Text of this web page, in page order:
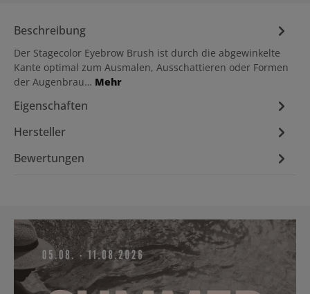
Beschreibung
Der Stagecolor Eyebrow Brush ist durch die abgewinkelte
Kante optimal zum Ausmalen, Ausschattieren oder Formen
der Augenbrau… Mehr
Eigenschaften
Hersteller
Bewertungen